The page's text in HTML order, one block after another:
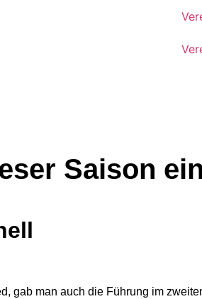
Saison ein
gab man auch die Führung im